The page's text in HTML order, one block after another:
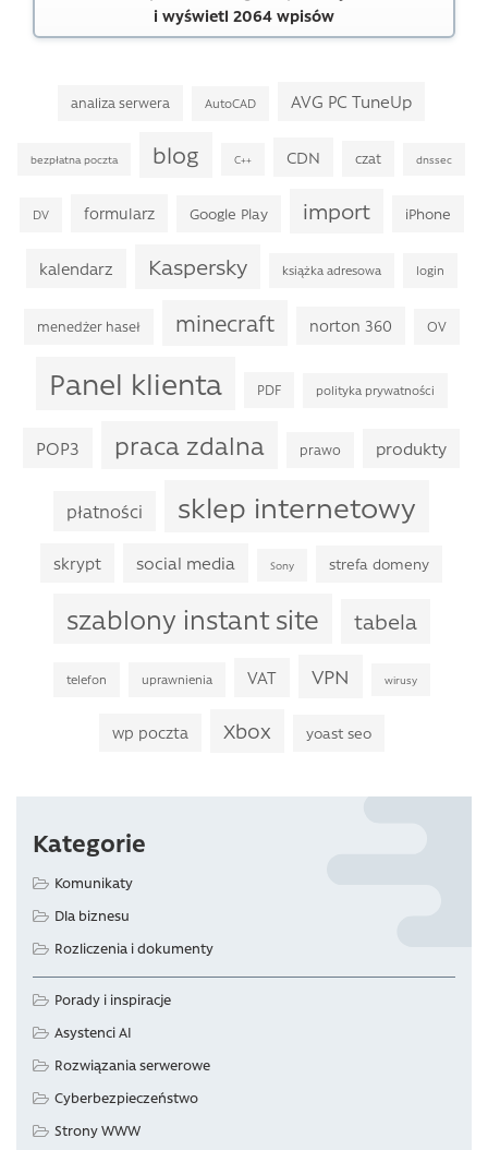
i wyświetl 2064 wpisów
analiza serwera AutoCAD AVG PC TuneUp
bezpłatna poczta blog C++ CDN czat dnssec
DV formularz Google Play import iPhone
kalendarz Kaspersky książka adresowa login
menedżer haseł minecraft norton 360 OV
Panel klienta PDF polityka prywatności
POP3 praca zdalna prawo produkty
płatności sklep internetowy
skrypt social media Sony strefa domeny
szablony instant site tabela
telefon uprawnienia VAT VPN wirusy
wp poczta Xbox yoast seo
Kategorie
Komunikaty
Dla biznesu
Rozliczenia i dokumenty
Porady i inspiracje
Asystenci AI
Rozwiązania serwerowe
Cyberbezpieczeństwo
Strony WWW